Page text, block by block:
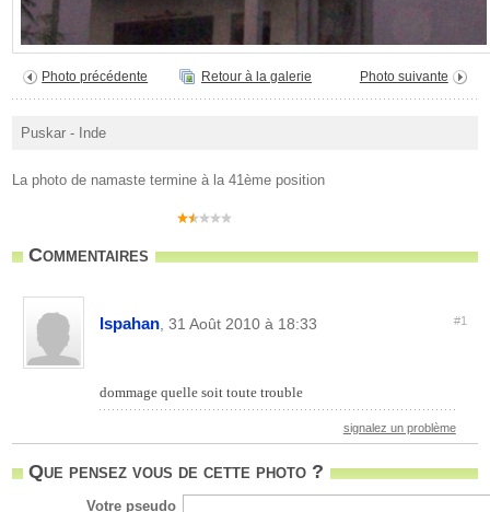
Photo précédente Retour à la galerie Photo suivante
Puskar - Inde
La photo de namaste termine à la 41ème position
Commentaires
Ispahan, 31 Août 2010 à 18:33 #1
dommage quelle soit toute trouble
signalez un problème
Que pensez vous de cette photo ?
Votre pseudo